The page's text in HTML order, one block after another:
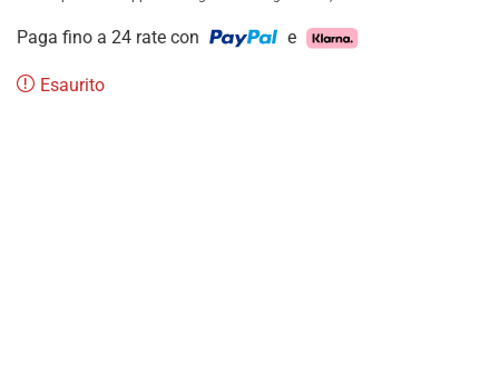
Paga fino a 24 rate con e
Esaurito